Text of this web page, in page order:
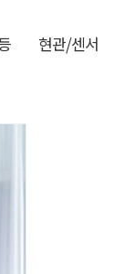
현관/센서